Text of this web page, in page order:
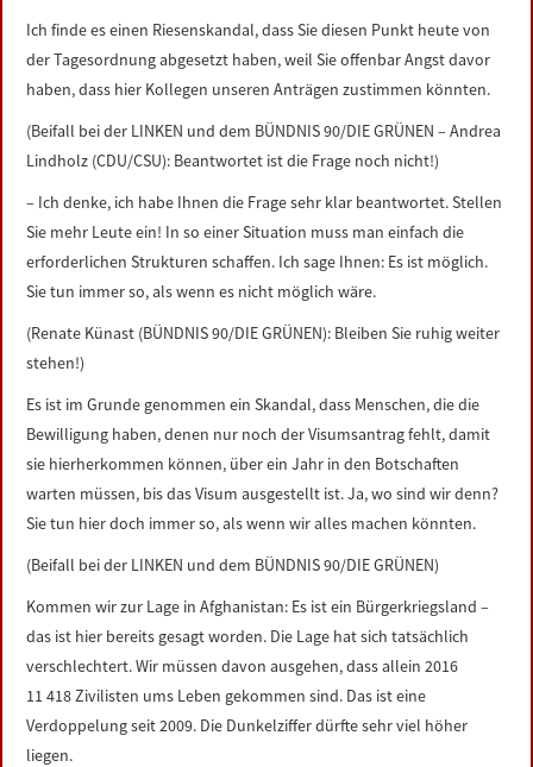
Ich finde es einen Riesenskandal, dass Sie diesen Punkt heute von
der Tagesordnung abgesetzt haben, weil Sie offenbar Angst davor
haben, dass hier Kollegen unseren Anträgen zustimmen könnten.
(Beifall bei der LINKEN und dem BÜNDNIS 90/DIE GRÜNEN – Andrea
Lindholz (CDU/CSU): Beantwortet ist die Frage noch nicht!)
– Ich denke, ich habe Ihnen die Frage sehr klar beantwortet. Stellen
Sie mehr Leute ein! In so einer Situation muss man einfach die
erforderlichen Strukturen schaffen. Ich sage Ihnen: Es ist möglich.
Sie tun immer so, als wenn es nicht möglich wäre.
(Renate Künast (BÜNDNIS 90/DIE GRÜNEN): Bleiben Sie ruhig weiter
stehen!)
Es ist im Grunde genommen ein Skandal, dass Menschen, die die
Bewilligung haben, denen nur noch der Visumsantrag fehlt, damit
sie hierherkommen können, über ein Jahr in den Botschaften
warten müssen, bis das Visum ausgestellt ist. Ja, wo sind wir denn?
Sie tun hier doch immer so, als wenn wir alles machen könnten.
(Beifall bei der LINKEN und dem BÜNDNIS 90/DIE GRÜNEN)
Kommen wir zur Lage in Afghanistan: Es ist ein Bürgerkriegsland –
das ist hier bereits gesagt worden. Die Lage hat sich tatsächlich
verschlechtert. Wir müssen davon ausgehen, dass allein 2016
11 418 Zivilisten ums Leben gekommen sind. Das ist eine
Verdoppelung seit 2009. Die Dunkelziffer dürfte sehr viel höher
liegen.